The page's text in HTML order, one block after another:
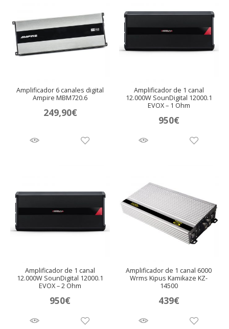
Amplificador 6 canales digital
Ampire MBM720.6
249,90€
Amplificador de 1 canal
12.000W SounDigital 12000.1
EVOX – 1 Ohm
950€
Amplificador de 1 canal
12.000W SounDigital 12000.1
EVOX – 2 Ohm
950€
Amplificador de 1 canal 6000
Wrms Kipus Kamikaze KZ-
14500
439€